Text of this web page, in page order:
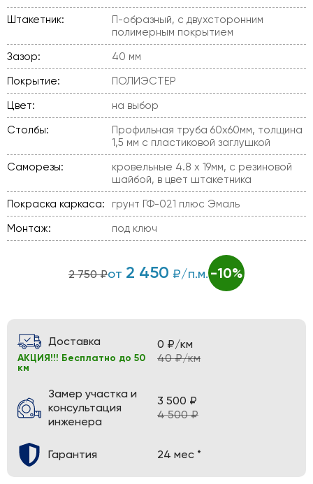
Штакетник:
П-образный, с двухсторонним
полимерным покрытием
Зазор:
40 мм
Покрытие:
ПОЛИЭСТЕР
Цвет:
на выбор
Столбы:
Профильная труба 60х60мм, толщина
1,5 мм с пластиковой заглушкой
Саморезы:
кровельные 4.8 х 19мм, с резиновой
шайбой, в цвет штакетника
Покраска каркаса:
грунт ГФ-021 плюс Эмаль
Монтаж:
под ключ
2 750 ₽от 2 450 ₽/п.м. -10%
Доставка
АКЦИЯ!!! Бесплатно до 50
км
0 ₽/км
40 ₽/км
Замер участка и
консультация
инженера
3 500 ₽
4 500 ₽
Гарантия 24 мес *